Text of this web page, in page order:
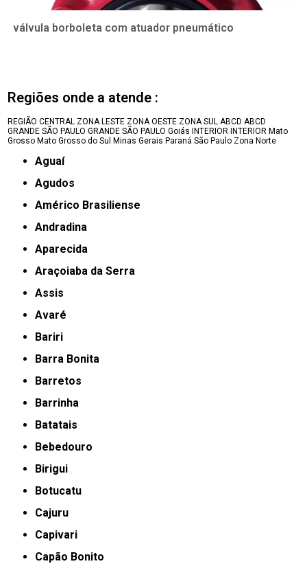
válvula borboleta com atuador pneumático
Regiões onde a atende :
REGIÃO CENTRAL ZONA LESTE ZONA OESTE ZONA SUL ABCD ABCD
GRANDE SÃO PAULO GRANDE SÃO PAULO Goiás INTERIOR INTERIOR Mato
Grosso Mato Grosso do Sul Minas Gerais Paraná São Paulo Zona Norte
Aguaí
Agudos
Américo Brasiliense
Andradina
Aparecida
Araçoiaba da Serra
Assis
Avaré
Bariri
Barra Bonita
Barretos
Barrinha
Batatais
Bebedouro
Birigui
Botucatu
Cajuru
Capivari
Capão Bonito